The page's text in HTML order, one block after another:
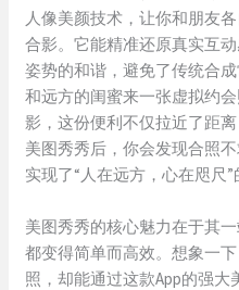
人像美颜技术，让你和朋友
合影。它能精准还原真实互
姿势的和谐，避免了传统合
和远方的闺蜜来一张虚拟约
影，这份便利不仅拉近了距
美图秀秀后，你会发现合照
实现了“人在远方，心在咫尺”
美图秀秀的核心魅力在于其
都变得简单而高效。想象一
照，却能通过这款App的强